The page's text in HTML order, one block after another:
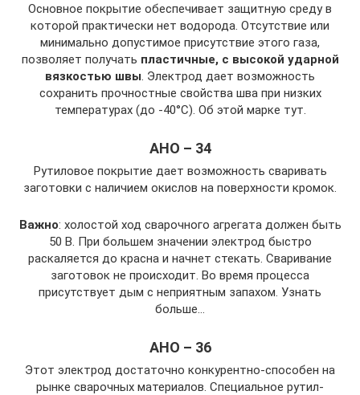
Основное покрытие обеспечивает защитную среду в
которой практически нет водорода. Отсутствие или
минимально допустимое присутствие этого газа,
позволяет получать пластичные, с высокой ударной
вязкостью швы. Электрод дает возможность
сохранить прочностные свойства шва при низких
температурах (до -40°С). Об этой марке тут.
АНО – 34
Рутиловое покрытие дает возможность сваривать
заготовки с наличием окислов на поверхности кромок.
Важно: холостой ход сварочного агрегата должен быть
50 В. При большем значении электрод быстро
раскаляется до красна и начнет стекать. Сваривание
заготовок не происходит. Во время процесса
присутствует дым с неприятным запахом. Узнать
больше…
АНО – 36
Этот электрод достаточно конкурентно-способен на
рынке сварочных материалов. Специальное рутил-